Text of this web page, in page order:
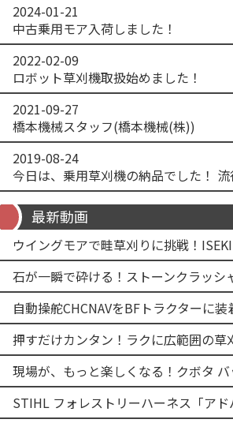
2024-01-21
中古乗用モア入荷しました！
2022-02-09
ロボット草刈機取扱始めました！
2021-09-27
橋本機械スタッフ(橋本機械(株))
2019-08-24
最新動画